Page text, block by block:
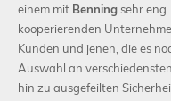
einem mit Benning sehr eng
kooperierenden
Kunden und jenen, die es
Auswahl an
hin zu ausgefeilten